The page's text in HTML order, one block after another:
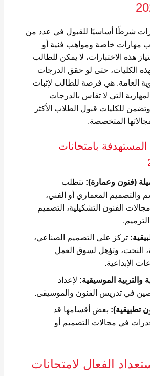
شرطًا أساسيًا للقبول في عدد من
مهارات خاصة ومواهب فنية أو
هذه الاختبارات، لا يمكن للطالب
الكليات، حتى لو حقق الدرجات
العامة. هي فرصة للطالب لإثبات
التي لا تقاس بالدرجات
وتضمن للكليات قبول الطلاب الأكثر
المتخصصة.
المستهدفة بامتحانات
(فنون وعمارة): تتطلب
والتصميم المعماري أو الفني،
الفنون التشكيلية، التصميم
تركز على التصميم الصناعي،
النحت، وتؤهل لسوق العمل
الإبداعية.
والتربية الموسيقية: لإعداد
في تدريس الفنون والموسيقى.
تطبيقية): بعض أقسامها قد
في مجالات التصميم أو
الفعال لامتحانات